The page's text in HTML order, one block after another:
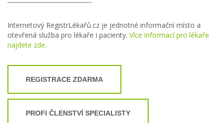
Internetový RegistrLékařů.cz je jednotné informační místo a
otevřená služba pro lékaře i pacienty. Více informací pro lékaře
najdete zde.
REGISTRACE ZDARMA
PROFI ČLENSTVÍ SPECIALISTY